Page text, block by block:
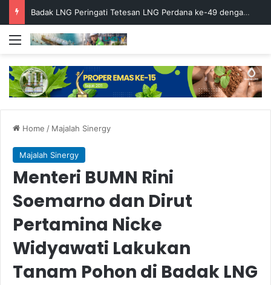
Badak LNG Peringati Tetesan LNG Perdana ke-49 dengan Doa Bersama
Menu
Home / Majalah Sinergy
Majalah Sinergy
Menteri BUMN Rini
Soemarno dan Dirut
Pertamina Nicke
Widyawati Lakukan
Tanam Pohon di Badak LNG